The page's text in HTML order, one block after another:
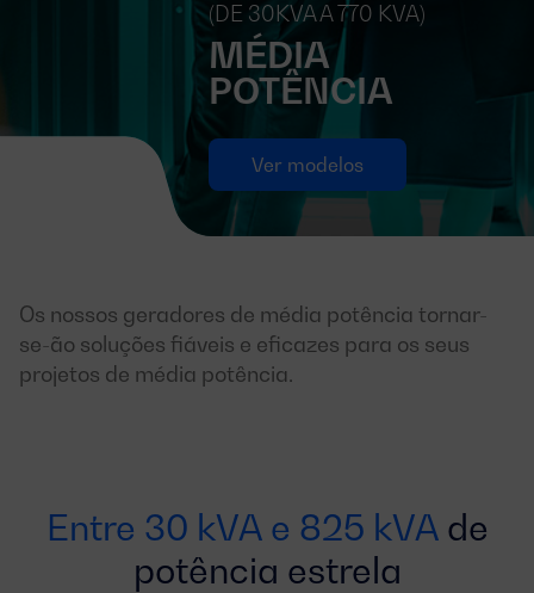
(DE 30KVA A 770 KVA)
MÉDIA
POTÊNCIA
Ver modelos
Os nossos geradores de média potência tornar-
se-ão soluções fiáveis e eficazes para os seus
projetos de média potência.
Entre 30 kVA e 825 kVAde
potência estrela